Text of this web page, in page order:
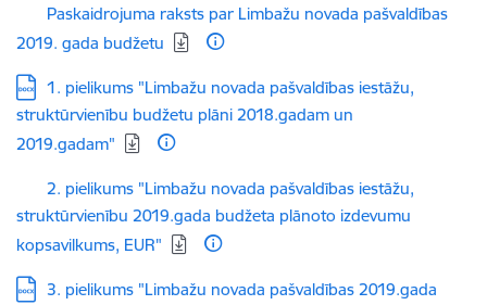
Lejupielādēt:
Paskaidrojuma raksts par Limbažu novada pašvaldības
2019. gada budžetu
Lejupielādēt:
1. pielikums "Limbažu novada pašvaldības iestāžu,
struktūrvienību budžetu plāni 2018.gadam un
2019.gadam"
Lejupielādēt:
2. pielikums "Limbažu novada pašvaldības iestāžu,
struktūrvienību 2019.gada budžeta plānoto izdevumu
kopsavilkums, EUR"
Lejupielādēt:
3. pielikums "Limbažu novada pašvaldības 2019.gada